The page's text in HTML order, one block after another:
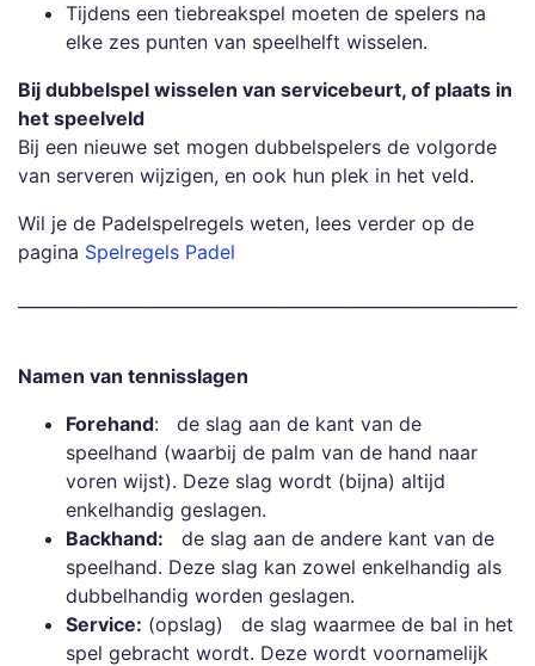
Tijdens een tiebreakspel moeten de spelers na
elke zes punten van speelhelft wisselen.
Bij dubbelspel wisselen van servicebeurt, of plaats in
het speelveld
Bij een nieuwe set mogen dubbelspelers de volgorde
van serveren wijzigen, en ook hun plek in het veld.
Wil je de Padelspelregels weten, lees verder op de
pagina Spelregels Padel
Namen van tennisslagen
Forehand: de slag aan de kant van de
speelhand (waarbij de palm van de hand naar
voren wijst). Deze slag wordt (bijna) altijd
enkelhandig geslagen.
Backhand: de slag aan de andere kant van de
speelhand. Deze slag kan zowel enkelhandig als
dubbelhandig worden geslagen.
Service: (opslag) de slag waarmee de bal in het
spel gebracht wordt. Deze wordt voornamelijk